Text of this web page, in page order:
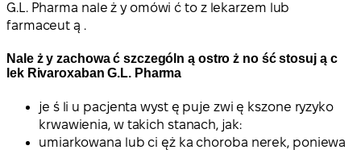
G.L. Pharma nale ż y omówi ć to z lekarzem lub
farmaceut ą .
Nale ż y zachowa ć szczególn ą ostro ż no ść stosuj ą c
lek Rivaroxaban G.L. Pharma
je ś li u pacjenta wyst ę puje zwi ę kszone ryzyko
krwawienia, w takich stanach, jak:
umiarkowana lub ci ęż ka choroba nerek, poniewa